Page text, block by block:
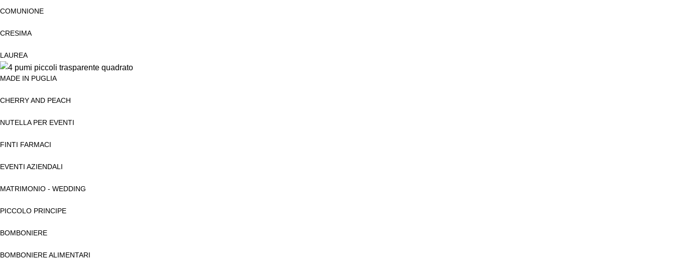
COMUNIONE
CRESIMA
LAUREA
MADE IN PUGLIA
CHERRY AND PEACH
NUTELLA PER EVENTI
FINTI FARMACI
EVENTI AZIENDALI
MATRIMONIO - WEDDING
PICCOLO PRINCIPE
BOMBONIERE
BOMBONIERE ALIMENTARI